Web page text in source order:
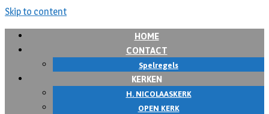
Skip to content
HOME
CONTACT
Spelregels
KERKEN
H. NICOLAASKERK
OPEN KERK